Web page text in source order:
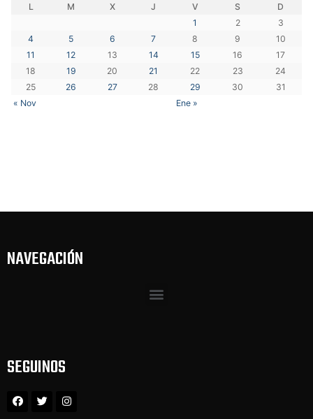
L M X J V S D
« Nov Ene »
1 2
3
4
5 6 7 8 9
10
11
12 13 14 15 16
17
18
19 20 21 22 23
24
25
26 27 28 29 30 31
NAVEGACIÓN
SEGUINOS